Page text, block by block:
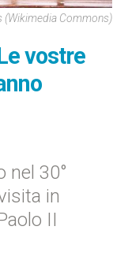
(Wikimedia Commons)
vostre
nel 30°
in
II